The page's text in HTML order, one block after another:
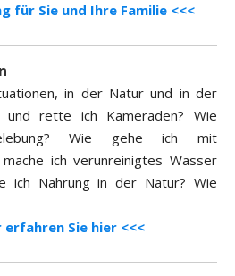
für Sie und Ihre Familie <<<
in der Natur und in der
und rette ich Kameraden? Wie
Wie gehe ich mit
ich verunreinigtes Wasser
ich Nahrung in der Natur? Wie
erfahren Sie hier <<<